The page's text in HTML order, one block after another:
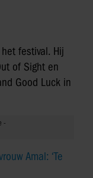
festival. Hij
of Sight en
Good Luck in
Amal: ‘Te